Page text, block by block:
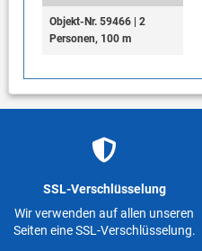
Objekt-Nr. 59466 | 2
Personen, 100 m
SSL-Verschlüsselung
Wir verwenden auf allen unseren
Seiten eine SSL-Verschlüsselung.